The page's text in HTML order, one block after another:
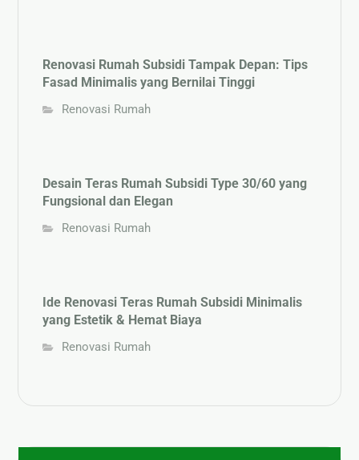
Renovasi Rumah Subsidi Tampak Depan: Tips
Fasad Minimalis yang Bernilai Tinggi
Renovasi Rumah
Desain Teras Rumah Subsidi Type 30/60 yang
Fungsional dan Elegan
Renovasi Rumah
Ide Renovasi Teras Rumah Subsidi Minimalis
yang Estetik & Hemat Biaya
Renovasi Rumah